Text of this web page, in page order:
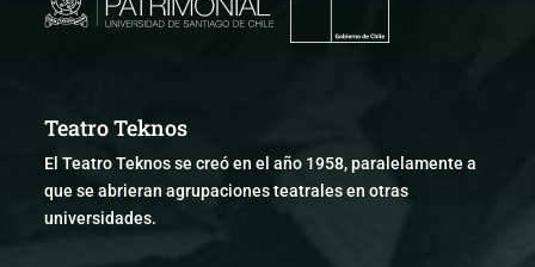
Teatro Teknos
El Teatro Teknos se creó en el año 1958, paralelamente a
que se abrieran agrupaciones teatrales en otras
universidades.